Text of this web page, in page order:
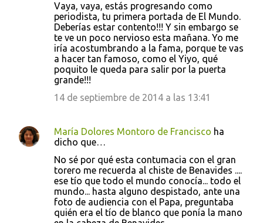
Vaya, vaya, estás progresando como
periodista, tu primera portada de El Mundo.
Deberías estar contento!!! Y sin embargo se
te ve un poco nervioso esta mañana. Yo me
iría acostumbrando a la fama, porque te vas
a hacer tan famoso, como el Yiyo, qué
poquito le queda para salir por la puerta
grande!!!
14 de septiembre de 2014 a las 13:41
María Dolores Montoro de Francisco ha
dicho que…
No sé por qué esta contumacia con el gran
torero me recuerda al chiste de Benavides ....
ese tío que todo el mundo conocía... todo el
mundo... hasta alguno despistado, ante una
foto de audiencia con el Papa, preguntaba
quién era el tío de blanco que ponía la mano